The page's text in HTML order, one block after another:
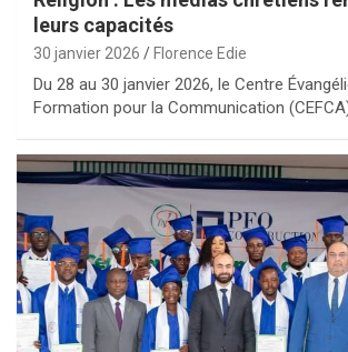
leurs capacités
30 janvier 2026 Florence Edie
Du 28 au 30 janvier 2026, le Centre
Formation pour la Communication